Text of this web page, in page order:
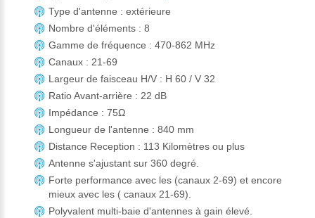
Type d'antenne : extérieure
Nombre d'éléments : 8
Gamme de fréquence : 470-862 MHz
Canaux : 21-69
Largeur de faisceau H/V : H 60 / V 32
Ratio Avant-arrière : 22 dB
Impédance : 75Ω
Longueur de l'antenne : 840 mm
Distance Reception : 113 Kilomètres ou plus
Antenne s'ajustant sur 360 degré.
Forte performance avec les (canaux 2-69) et encore
mieux avec les ( canaux 21-69).
Polyvalent multi-baie d'antennes à gain élevé.